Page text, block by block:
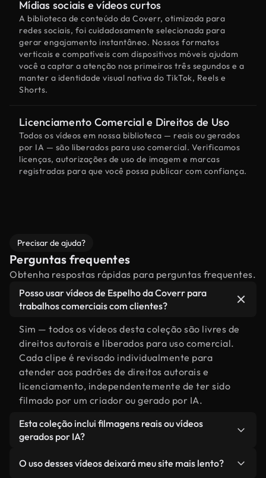
Mídias sociais e vídeos curtos
A biblioteca de conteúdo da Coverr, otimizada para
redes sociais, foi cuidadosamente selecionada para
gerar engajamento instantâneo. Nossos formatos
verticais e compatíveis com dispositivos móveis ajudam
você a captar a atenção nos primeiros três segundos e a
manter a identidade visual nativa do TikTok, Reels e
Shorts.
Licenciamento Comercial e Direitos de Uso
Todos os vídeos em nossa biblioteca — reais ou gerados
por IA — são liberados para uso comercial. Verificamos
licenças, autorizações de uso de imagem e marcas
registradas para que você possa publicar com confiança.
Precisar de ajuda?
Perguntas frequentes
Obtenha respostas rápidas para perguntas frequentes.
Posso usar vídeos de Espelho da Coverr para
trabalhos comerciais com clientes?
Sim — todos os vídeos desta coleção são livres de
direitos autorais e liberados para uso comercial.
Cada clipe é revisado individualmente para
atender aos padrões de direitos autorais e
licenciamento, independentemente de ter sido
filmado por um criador ou gerado por IA.
Esta coleção inclui filmagens reais ou vídeos
gerados por IA?
por filmagens reais, feitas por humanos,
O uso desses vídeos deixará meu site mais lento?